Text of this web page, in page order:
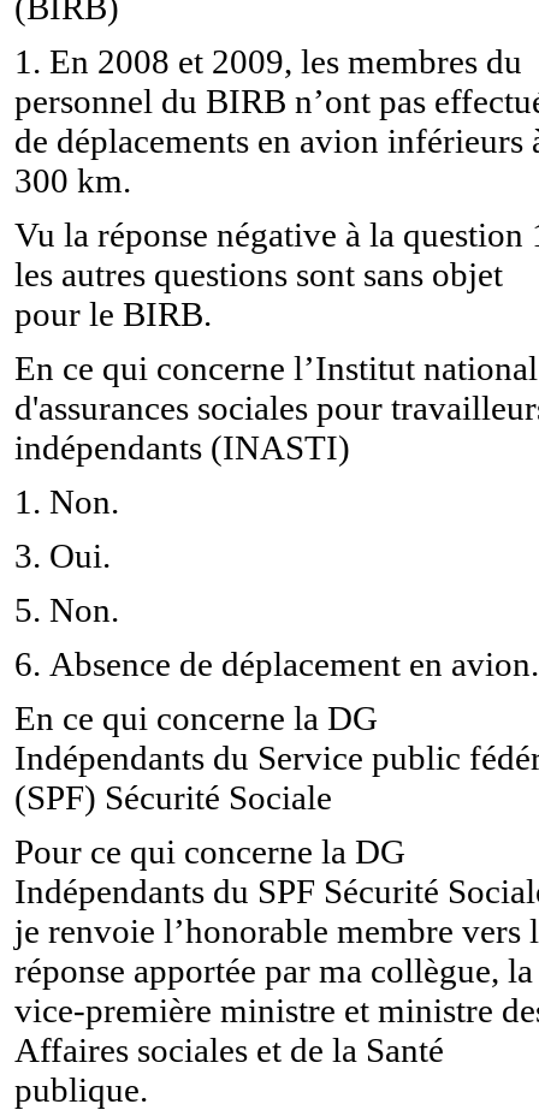
1. En 2008 et 2009, les membres du
personnel du BIRB n’ont pas
de déplacements en avion inférieurs
300 km.
Vu la réponse négative à la question
les autres questions sont sans objet
pour le BIRB.
En ce qui concerne l’Institut national
d'assurances sociales pour
indépendants (INASTI)
1. Non.
3. Oui.
5. Non.
6. Absence de déplacement en avion.
En ce qui concerne la DG
Indépendants du Service public
(SPF) Sécurité Sociale
Pour ce qui concerne la DG
Indépendants du SPF Sécurité
je renvoie l’honorable membre vers
réponse apportée par ma collègue, la
vice-première ministre et ministre
Affaires sociales et de la Santé
publique.